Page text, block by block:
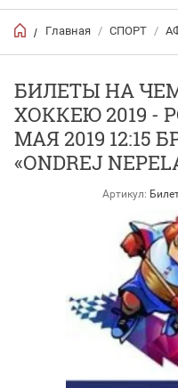
/ Главная / СПОРТ /
БИЛЕТЫ НА
ХОККЕЮ 2019 -
МАЯ 2019 12:15
«ONDREJ
Артикул: